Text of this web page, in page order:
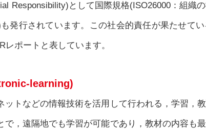
Responsibility)として国際規格(ISO26000：組織
発行されています。この社会的責任が果たせて
ポートと表しています。
learning)
ットなどの情報技術を活用して行われる，学習，
で，遠隔地でも学習が可能であり，教材の内容も